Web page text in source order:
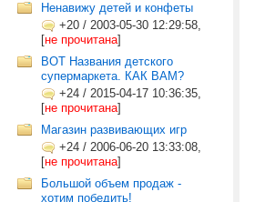
Ненавижу детей и конфеты
+20 / 2003-05-30 12:29:58,
[не прочитана]
ВОТ Названия детского
супермаркета. КАК ВАМ?
+24 / 2015-04-17 10:36:35,
[не прочитана]
Магазин развивающих игр
+24 / 2006-06-20 13:33:08,
[не прочитана]
Большой объем продаж -
хотим победить!